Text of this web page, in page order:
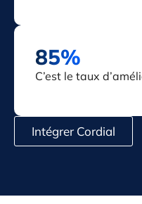
85%
C’est le taux
Intégrer Cordial